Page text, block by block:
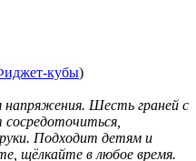
кубы)
напряжения. Шесть граней с
Подходит детям и
щёлкайте в любое время.